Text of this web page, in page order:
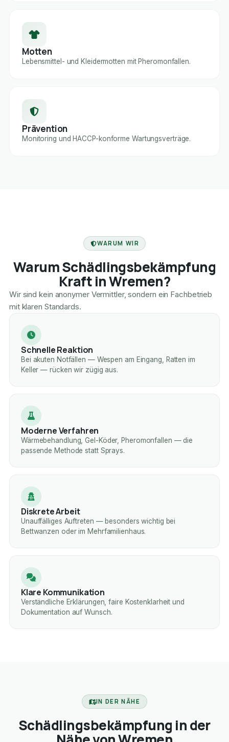
Motten
Lebensmittel- und Kleidermotten mit Pheromonfallen.
Prävention
Monitoring und HACCP-konforme Wartungsverträge.
WARUM WIR
Warum Schädlingsbekämpfung
Kraft in Wremen?
Wir sind kein anonymer Vermittler, sondern ein Fachbetrieb
mit klaren Standards.
Schnelle Reaktion
Bei akuten Notfällen — Wespen am Eingang, Ratten im
Keller — rücken wir zügig aus.
Moderne Verfahren
Wärmebehandlung, Gel-Köder, Pheromonfallen — die
passende Methode statt Sprays.
Diskrete Arbeit
Unauffälliges Auftreten — besonders wichtig bei
Bettwanzen oder im Mehrfamilienhaus.
Klare Kommunikation
Verständliche Erklärungen, faire Kostenklarheit und
Dokumentation auf Wunsch.
IN DER NÄHE
Schädlingsbekämpfung in der